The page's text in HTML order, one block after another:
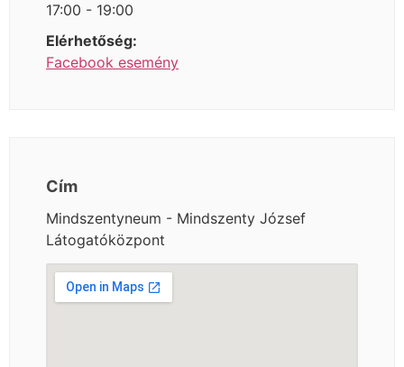
17:00 - 19:00
Elérhetőség:
Facebook esemény
Cím
Mindszentyneum - Mindszenty József
Látogatóközpont